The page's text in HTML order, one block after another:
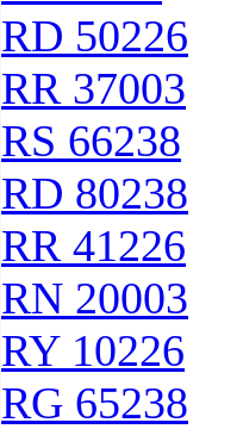
RD 50226
RR 37003
RS 66238
RD 80238
RR 41226
RN 20003
RY 10226
RG 65238